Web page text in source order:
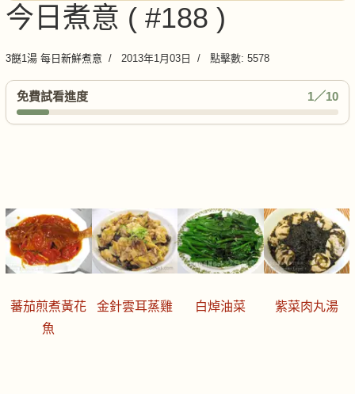
今日煮意 ( #188 )
3餸1湯 每日新鮮煮意 2013年1月03日 點擊數: 5578
免費試看進度 1／10
蕃茄煎煮黃花
魚
金針雲耳蒸雞 白焯油菜 紫菜肉丸湯